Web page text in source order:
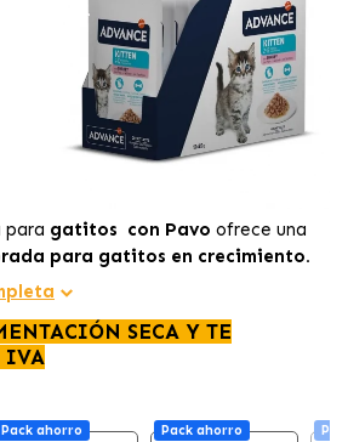
para gatitos con Pavo ofrece una
para gatitos en crecimiento.
al vapor, preserva el
del pavo.
y minerales, refuerza el
la visión.
SECA Y TE
IVA
Pack ahorro Pack ahorro